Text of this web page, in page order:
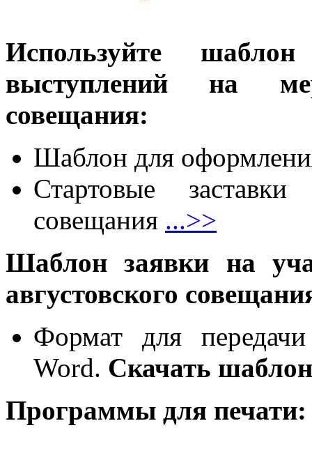
Используйте шаблон
выступлений на
совещания:
Шаблон для
Стартовые заставки
совещания ...>>
Шаблон заявки на
августовского
Формат для
Word. Cкачать
Программы для печати: